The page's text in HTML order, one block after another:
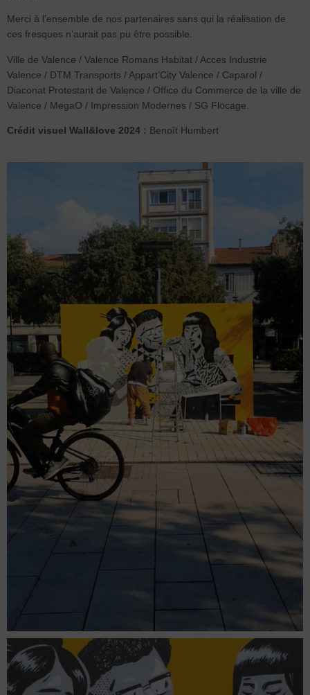
Merci à l’ensemble de nos partenaires sans qui la réalisation de
ces fresques n’aurait pas pu être possible.
Ville de Valence / Valence Romans Habitat / Acces Industrie
Valence / DTM Transports / Appart’City Valence / Caparol /
Diaconat Protestant de Valence / Office du Commerce de la ville de
Valence / MegaO / Impression Modernes / SG Flocage.
Crédit visuel Wall&love 2024 : Benoît Humbert